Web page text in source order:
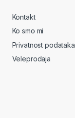
Kontakt
Ko smo mi
Privatnost podataka
Veleprodaja